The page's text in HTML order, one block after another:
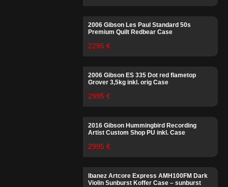
2006 Gibson Les Paul Standard 50s
Premium Quilt Redbear Case
2295 €
2006 Gibson ES 335 Dot red flametop
Grover 3,5kg inkl. orig Case
2995 €
2016 Gibson Hummingbird Recording
Artist Custom Shop PU inkl. Case
2995 €
Ibanez Artcore Express AMH100FM Dark
Violin Sunburst Koffer Case – sunburst